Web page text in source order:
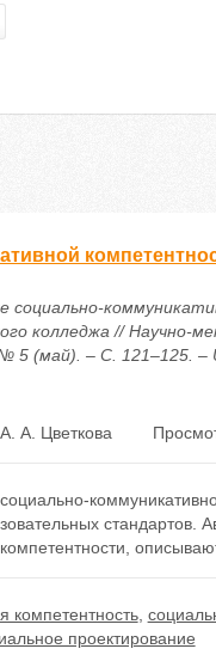
социально-
колледжа // Научно-
5 (май). – С. 121–125. –
А. Цветкова
стандартов.
компетентность,
проектирование